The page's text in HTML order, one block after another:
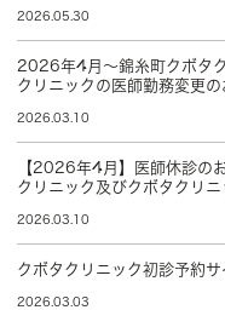
2026.05.30
2026年4月～錦糸町クボタ
クリニックの医師勤務変更の
2026.03.10
【2026年4月】医師休診の
クリニック及びクボタクリニ
2026.03.10
クボタクリニック初診予約
2026.03.03